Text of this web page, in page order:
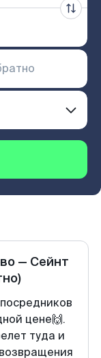
— Сейнт
цене🙌.
туда и